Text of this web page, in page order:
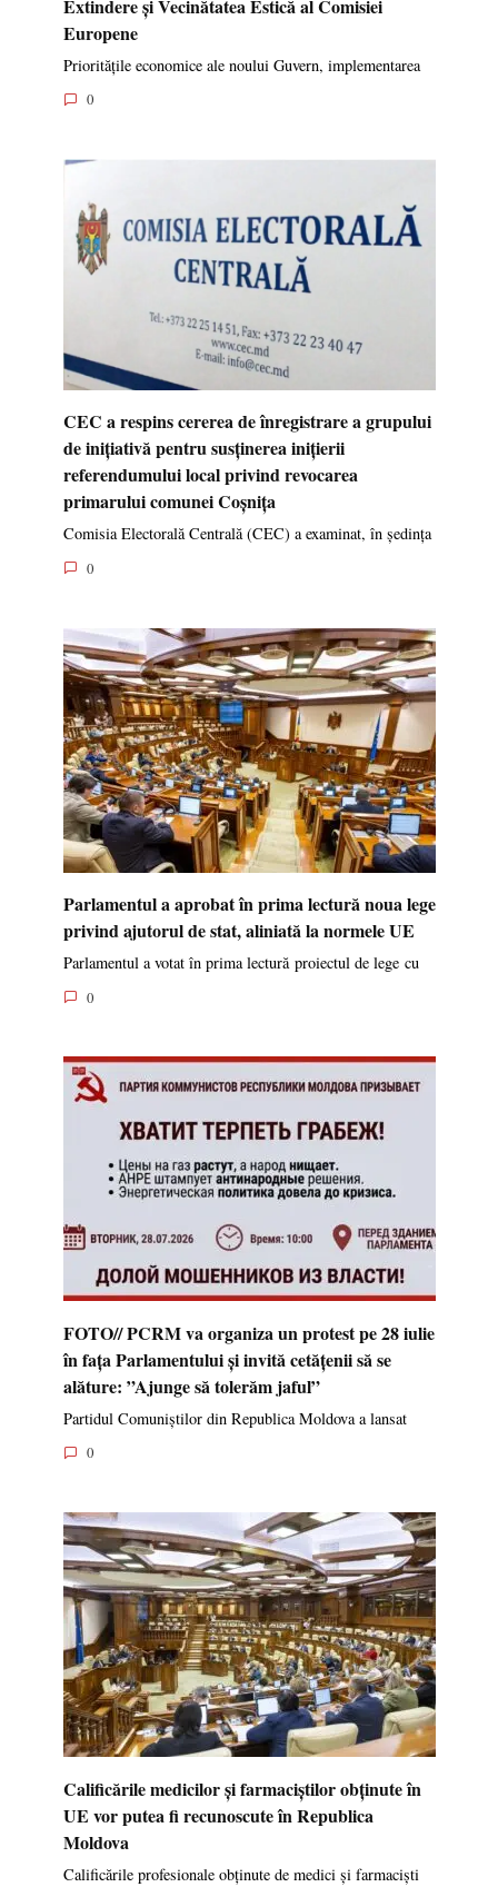
Extindere și Vecinătatea Estică al Comisiei
Europene
Prioritățile economice ale noului Guvern, implementarea
0
CEC a respins cererea de înregistrare a grupului
de inițiativă pentru susținerea inițierii
referendumului local privind revocarea
primarului comunei Coșnița
Comisia Electorală Centrală (CEC) a examinat, în ședința
0
Parlamentul a aprobat în prima lectură noua lege
privind ajutorul de stat, aliniată la normele UE
Parlamentul a votat în prima lectură proiectul de lege cu
0
FOTO// PCRM va organiza un protest pe 28 iulie
în fața Parlamentului și invită cetățenii să se
alăture: ”Ajunge să tolerăm jaful”
Partidul Comuniștilor din Republica Moldova a lansat
0
Calificările medicilor și farmaciștilor obținute în
UE vor putea fi recunoscute în Republica
Moldova
Calificările profesionale obținute de medici și farmaciști